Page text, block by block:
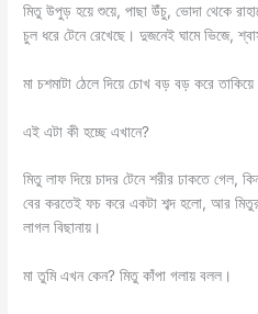
মিতু উপুড় হয়ে শুয়ে, পাছা উঁচু, ভোদা থেকে
চুল ধরে টেনে রেখেছে। দুজনেই ঘামে ভিজে,
মা চশমাটা ঠেলে দিয়ে চোখ বড় বড় করে
এই এটা কী হচ্ছে এখানে?
মিতু লাফ দিয়ে চাদর টেনে শরীর ঢাকতে গেল,
বের করতেই ফচ করে একটা শব্দ হলো, আর মিতুর
লাগল বিছানায়।
মা তুমি এখন কেন? মিতু কাঁপা গলায় বলল।